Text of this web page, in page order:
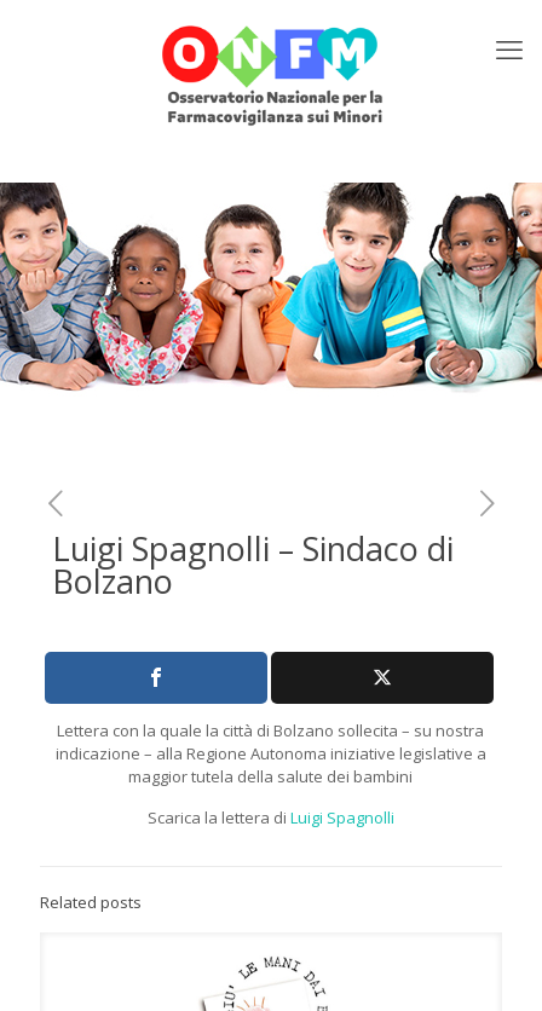
Luigi Spagnolli – Sindaco di
Bolzano
Lettera con la quale la città di Bolzano sollecita – su nostra
indicazione – alla Regione Autonoma iniziative legislative a
maggior tutela della salute dei bambini
Scarica la lettera di Luigi Spagnolli
Related posts